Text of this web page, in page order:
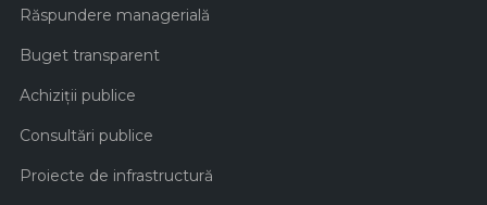
Răspundere managerială
Buget transparent
Achiziţii publice
Consultări publice
Proiecte de infrastructură